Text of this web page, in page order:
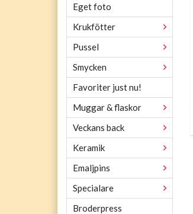
Eget foto
Krukfötter
Pussel
Smycken
Favoriter just nu!
Muggar & flaskor
Veckans back
Keramik
Emaljpins
Specialare
Broderpress